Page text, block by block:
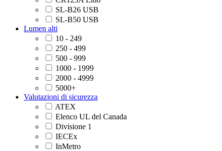
SL-B26 USB
SL-B50 USB
Lumen alti
10 - 249
250 - 499
500 - 999
1000 - 1999
2000 - 4999
5000+
Valutazioni di sicurezza
ATEX
Elenco UL del Canada
Divisione 1
IECEx
InMetro